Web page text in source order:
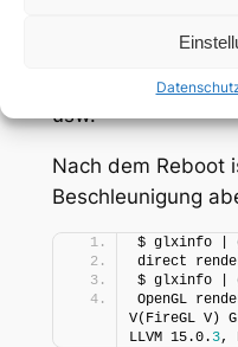
/lib/firmware/
usw.
Nach dem Reboot
Beschleunigung
$ glxinfo |
direct
$ glxinfo |
OpenGL
V(FireGL V)
LLVM 15.0. 3,